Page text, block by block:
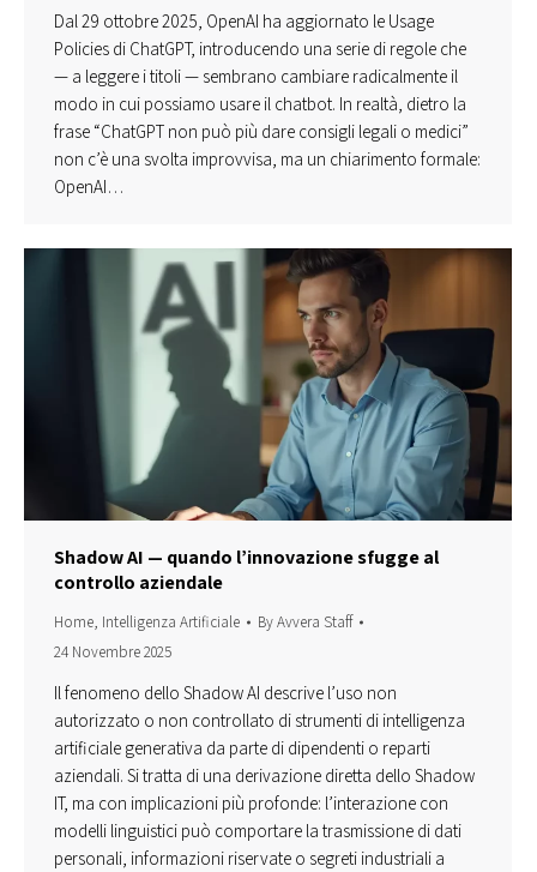
Dal 29 ottobre 2025, OpenAI ha aggiornato le Usage
Policies di ChatGPT, introducendo una serie di regole che
— a leggere i titoli — sembrano cambiare radicalmente il
modo in cui possiamo usare il chatbot. In realtà, dietro la
frase “ChatGPT non può più dare consigli legali o medici”
non c’è una svolta improvvisa, ma un chiarimento formale:
OpenAI…
Shadow AI — quando l’innovazione sfugge al
controllo aziendale
Home, Intelligenza Artificiale ByAvvera Staff
24 Novembre 2025
Il fenomeno dello Shadow AI descrive l’uso non
autorizzato o non controllato di strumenti di intelligenza
artificiale generativa da parte di dipendenti o reparti
aziendali. Si tratta di una derivazione diretta dello Shadow
IT, ma con implicazioni più profonde: l’interazione con
modelli linguistici può comportare la trasmissione di dati
personali, informazioni riservate o segreti industriali a